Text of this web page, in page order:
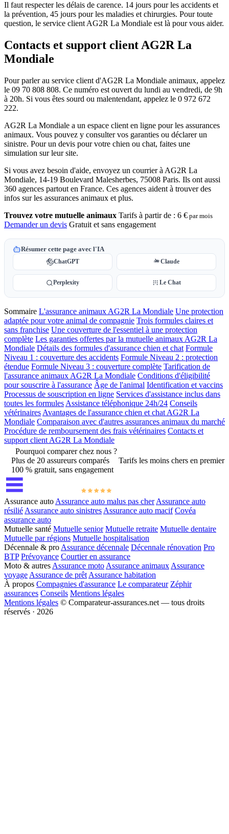
Il faut respecter les délais de carence. 14 jours pour les accidents et
la prévention, 45 jours pour les maladies et chirurgies. Pour toute
question, le service client AG2R La Mondiale est là pour vous aider.
Contacts et support client AG2R La
Mondiale
Pour parler au service client d'AG2R La Mondiale animaux, appelez
le 09 70 808 808. Ce numéro est ouvert du lundi au vendredi, de 9h
à 20h. Si vous êtes sourd ou malentendant, appelez le 0 972 672
222.
AG2R La Mondiale a un espace client en ligne pour les assurances
animaux. Vous pouvez y consulter vos garanties ou déclarer un
sinistre. Pour un devis pour votre chien ou chat, faites une
simulation sur leur site.
Si vous avez besoin d'aide, envoyez un courrier à AG2R La
Mondiale, 14-19 Boulevard Malesherbes, 75008 Paris. Ils ont aussi
360 agences partout en France. Ces agences aident à trouver des
infos sur les assurances animaux et plus.
Trouvez votre mutuelle animaux Tarifs à partir de : 6 € par mois
Demander un devis Gratuit et sans engagement
Résumer cette page avec l'IA
ChatGPT Claude
Perplexity Le Chat
Sommaire L'assurance animaux AG2R La Mondiale Une protection
adaptée pour votre animal de compagnie Trois formules claires et
sans franchise Une couverture de l'essentiel à une protection
complète Les garanties offertes par la mutuelle animaux AG2R La
Mondiale Détails des formules d'assurance chien et chat Formule
Niveau 1 : couverture des accidents Formule Niveau 2 : protection
étendue Formule Niveau 3 : couverture complète Tarification de
l'assurance animaux AG2R La Mondiale Conditions d'éligibilité
pour souscrire à l'assurance Âge de l'animal Identification et vaccins
Processus de souscription en ligne Services d'assistance inclus dans
toutes les formules Assistance téléphonique 24h/24 Conseils
vétérinaires Avantages de l'assurance chien et chat AG2R La
Mondiale Comparaison avec d'autres assurances animaux du marché
Procédure de remboursement des frais vétérinaires Contacts et
support client AG2R La Mondiale
Pourquoi comparer chez nous ?
Plus de 20 assureurs comparés
Tarifs les moins chers en premier
100 % gratuit, sans engagement
Assurance auto Assurance auto malus pas cher Assurance auto
résilié Assurance auto sinistres Assurance auto macif Covéa
assurance auto
Mutuelle santé Mutuelle senior Mutuelle retraite Mutuelle dentaire
Mutuelle par régions Mutuelle hospitalisation
Décennale & pro Assurance décennale Décennale rénovation Pro
BTP Prévoyance Courtier en assurance
Moto & autres Assurance moto Assurance animaux Assurance
voyage Assurance de prêt Assurance habitation
À propos Compagnies d'assurance Le comparateur Zéphir
assurances Conseils Mentions légales
Mentions légales © Comparateur-assurances.net — tous droits
réservés · 2026